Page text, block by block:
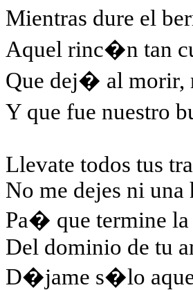
Mientras dure el
Aquel rinc�n tan
Que dej� al morir,
Y que fue nuestro
Llevate todos tus
No me dejes ni una
Pa� que termine la
Del dominio de tu
D�jame s�lo